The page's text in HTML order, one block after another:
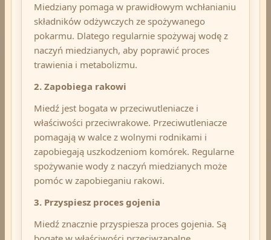
Miedziany pomaga w prawidłowym wchłanianiu
składników odżywczych ze spożywanego
pokarmu. Dlatego regularnie spożywaj wodę z
naczyń miedzianych, aby poprawić proces
trawienia i metabolizmu.
2. Zapobiega rakowi
Miedź jest bogata w przeciwutleniacze i
właściwości przeciwrakowe. Przeciwutleniacze
pomagają w walce z wolnymi rodnikami i
zapobiegają uszkodzeniom komórek. Regularne
spożywanie wody z naczyń miedzianych może
pomóc w zapobieganiu rakowi.
3. Przyspiesz proces gojenia
Miedź znacznie przyspiesza proces gojenia. Są